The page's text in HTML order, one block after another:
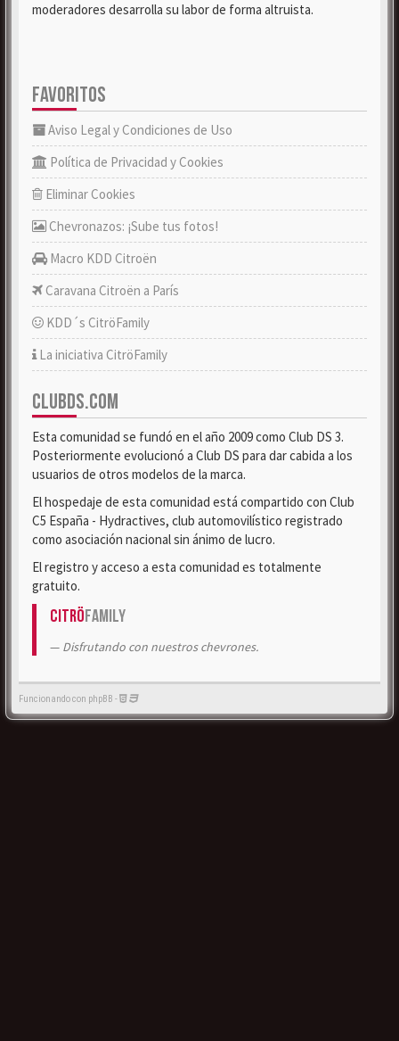
moderadores desarrolla su labor de forma altruista.
FAVORITOS
Aviso Legal y Condiciones de Uso
Política de Privacidad y Cookies
Eliminar Cookies
Chevronazos: ¡Sube tus fotos!
Macro KDD Citroën
Caravana Citroën a París
KDD´s CitröFamily
La iniciativa CitröFamily
CLUBDS.COM
Esta comunidad se fundó en el año 2009 como Club DS 3.
Posteriormente evolucionó a Club DS para dar cabida a los
usuarios de otros modelos de la marca.
El hospedaje de esta comunidad está compartido con Club
C5 España - Hydractives, club automovilístico registrado
como asociación nacional sin ánimo de lucro.
El registro y acceso a esta comunidad es totalmente
gratuito.
CitröFamily
Disfrutando con nuestros chevrones.
Funcionando con phpBB -